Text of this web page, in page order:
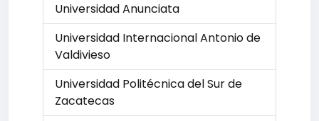
Universidad Anunciata
Universidad Internacional Antonio de
Valdivieso
Universidad Politécnica del Sur de
Zacatecas